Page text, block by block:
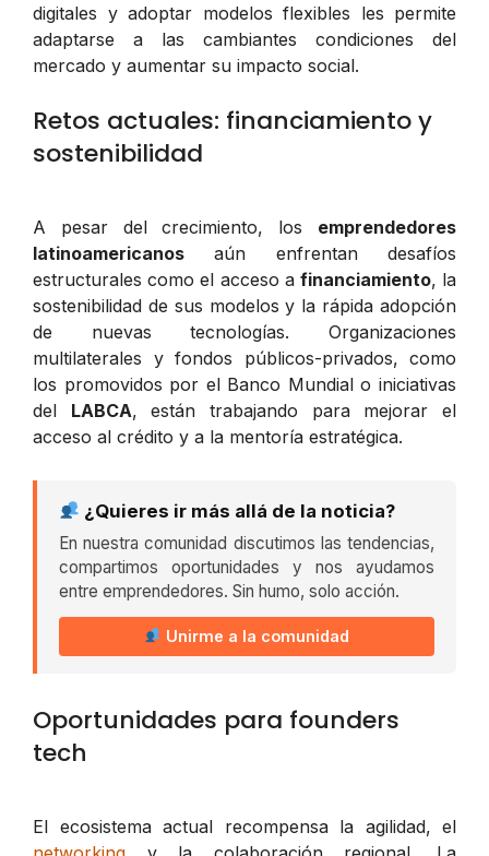
digitales y adoptar modelos flexibles les permite
adaptarse a las cambiantes condiciones del
mercado y aumentar su impacto social.
Retos actuales: financiamiento y
sostenibilidad
A pesar del crecimiento, los emprendedores
latinoamericanos aún enfrentan desafíos
estructurales como el acceso a financiamiento, la
sostenibilidad de sus modelos y la rápida adopción
de nuevas tecnologías. Organizaciones
multilaterales y fondos públicos-privados, como
los promovidos por el Banco Mundial o iniciativas
del LABCA, están trabajando para mejorar el
acceso al crédito y a la mentoría estratégica.
¿Quieres ir más allá de la noticia?
En nuestra comunidad discutimos las tendencias,
compartimos oportunidades y nos ayudamos
entre emprendedores. Sin humo, solo acción.
Unirme a la comunidad
Oportunidades para founders
tech
El ecosistema actual recompensa la agilidad, el